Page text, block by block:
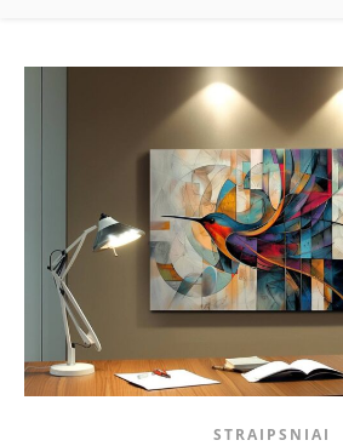
STRAIPSNIAI